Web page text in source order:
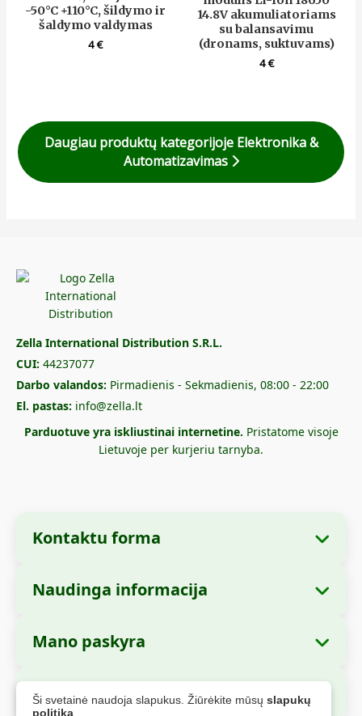
Ši svetainė naudoja slapukus. Žiūrėkite mūsų slapukų
politiką
-50°C +110°C, šildymo ir
šaldymo valdymas
4€
14.8V akumuliatoriams
su balansavimu
(dronams, suktuvams)
4€
Daugiau produktų kategorijoje Elektronika &
Automatizavimas
Zella International Distribution S.R.L.
CUI: 44237077
Darbo valandos: Pirmadienis - Sekmadienis, 08:00 - 22:00
El. pastas: info@zella.lt
Parduotuve yra iskliustinai internetine. Pristatome visoje
Lietuvoje per kurjeriu tarnyba.
Kontaktu forma
Imones informacija
Imones pavadinimas:
Distribution S.R.L.
Buveine:Strada Cuza Voda nr. 97, Sector 4,
Bucuresti, 040283, Rumunija
Naudinga informacija
Kaip uzsisakyti?
Mokejimo büdai
Siuntimo informacija
Mano paskyra
Mano uzsakymai
Asmens duomenys
Saugus apmokejimas